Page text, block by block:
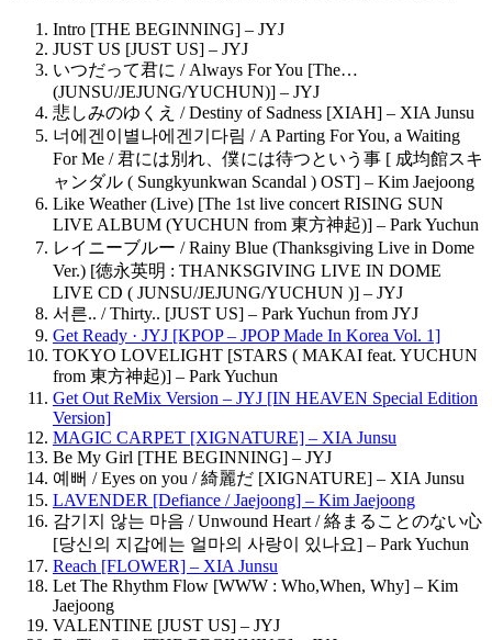
Intro [THE BEGINNING] – JYJ
JUST US [JUST US] – JYJ
いつだって君に / Always For You [The…
(JUNSU/JEJUNG/YUCHUN)] – JYJ
悲しみのゆくえ / Destiny of Sadness [XIAH] – XIA Junsu
너에겐이별나에겐기다림 / A Parting For You, a Waiting
For Me / 君には別れ、僕には待つという事 [ 成均館スキ
ャンダル ( Sungkyunkwan Scandal ) OST] – Kim Jaejoong
Like Weather (Live) [The 1st live concert RISING SUN
LIVE ALBUM (YUCHUN from 東方神起)] – Park Yuchun
レイニーブルー / Rainy Blue (Thanksgiving Live in Dome
Ver.) [徳永英明 : THANKSGIVING LIVE IN DOME
LIVE CD ( JUNSU/JEJUNG/YUCHUN )] – JYJ
서른.. / Thirty.. [JUST US] – Park Yuchun from JYJ
Get Ready · JYJ [KPOP – JPOP Made In Korea Vol. 1]
TOKYO LOVELIGHT [STARS ( MAKAI feat. YUCHUN
from 東方神起)] – Park Yuchun
Get Out ReMix Version – JYJ [IN HEAVEN Special Edition
Version]
MAGIC CARPET [XIGNATURE] – XIA Junsu
Be My Girl [THE BEGINNING] – JYJ
예뻐 / Eyes on you / 綺麗だ [XIGNATURE] – XIA Junsu
LAVENDER [Defiance / Jaejoong] – Kim Jaejoong
감기지 않는 마음 / Unwound Heart / 絡まることのない心
[당신의 지갑에는 얼마의 사랑이 있나요] – Park Yuchun
Reach [FLOWER] – XIA Junsu
Let The Rhythm Flow [WWW : Who,When, Why] – Kim
Jaejoong
VALENTINE [JUST US] – JYJ